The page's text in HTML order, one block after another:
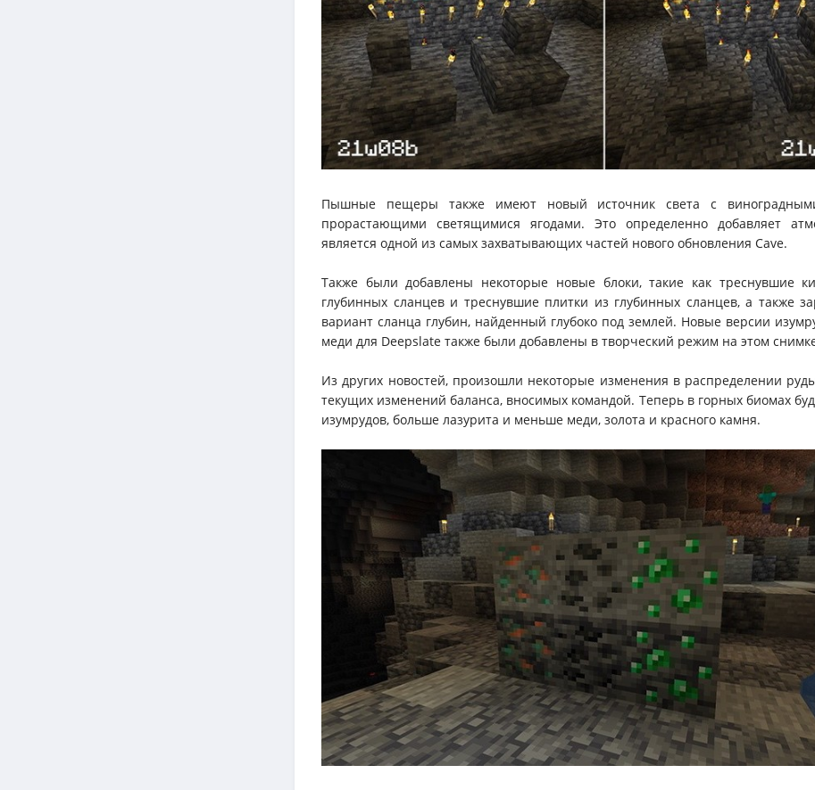
Пышные пещеры также имеют новый источник света с
прорастающими светящимися ягодами. Это определенно добавляет
является одной из самых захватывающих частей нового обновления Cave.
Также были добавлены некоторые новые блоки, такие как треснувшие
глубинных сланцев и треснувшие плитки из глубинных сланцев, а также
вариант сланца глубин, найденный глубоко под землей. Новые версии
меди для Deepslate также были добавлены в творческий режим на этом
Из других новостей, произошли некоторые изменения в распределении
текущих изменений баланса, вносимых командой. Теперь в горных биомах
изумрудов, больше лазурита и меньше меди, золота и красного камня.